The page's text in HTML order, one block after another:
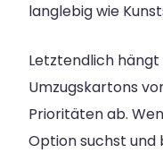
langlebig wie
Letztendlich
Umzugskartons
Prioritäten ab.
Option suchst und